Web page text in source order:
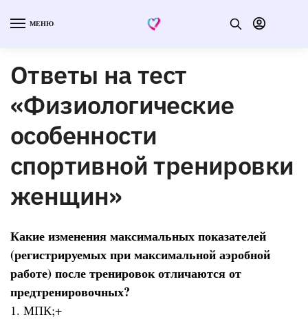
МЕНЮ
Ответы на тест
«Физиологические
особенности
спортивной тренировки
женщин»
Какие изменения максимальных показателей
(регистрируемых при максимальной аэробной
работе) после тренировок отличаются от
предтренировочных?
1. МПК;+